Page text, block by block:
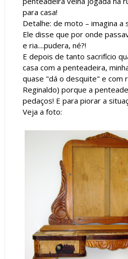
para casa!
Detalhe: de moto – imagina a
Ele disse que por onde
e ria....pudera, né?!
E depois de tanto sacrifício
casa com a penteadeira,
quase "dá o desquite" e com
Reginaldo) porque a
pedaços! E para piorar a
Veja a foto: